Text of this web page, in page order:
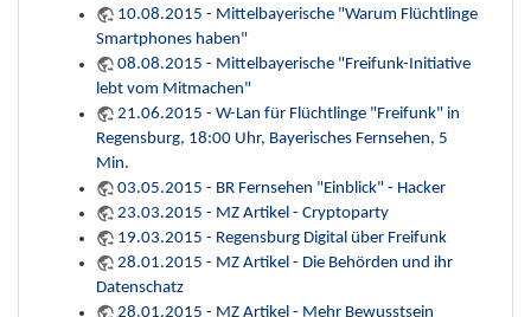
10.08.2015 - Mittelbayerische "Warum Flüchtlinge
Smartphones haben"
08.08.2015 - Mittelbayerische "Freifunk-Initiative
lebt vom Mitmachen"
21.06.2015 - W-Lan für Flüchtlinge "Freifunk" in
Regensburg, 18:00 Uhr, Bayerisches Fernsehen, 5
Min.
03.05.2015 - BR Fernsehen "Einblick" - Hacker
23.03.2015 - MZ Artikel - Cryptoparty
19.03.2015 - Regensburg Digital über Freifunk
28.01.2015 - MZ Artikel - Die Behörden und ihr
Datenschatz
28.01.2015 - MZ Artikel - Mehr Bewusstsein